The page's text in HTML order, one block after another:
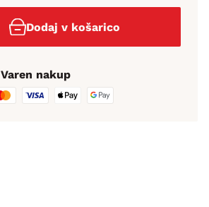
Dodaj v košarico
Varen nakup